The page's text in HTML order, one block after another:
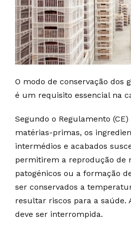
O modo de conservação dos
é um requisito essencial na
Segundo o Regulamento (CE)
matérias-primas, os
intermédios e acabados
permitirem a reprodução de
patogénicos ou a formação
ser conservados a
resultar riscos para a saúde.
deve ser interrompida.